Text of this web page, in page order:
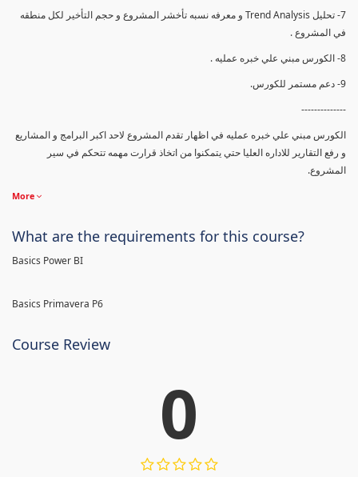
7- تحليل Trend Analysis و معرفه نسبه تأخشر المشروع و حجم التأخير لكل منطقه
في المشروع .
8- الكورس مبني علي خبره عمليه .
9- دعم مستمر للكورس.
--------------
الكورس مبني علي خبره عمليه في اظهار تقدم المشروع لاحد اكبر البرامج و المشاريع
و رفع التقارير للاداره العليا حتي يتمكنوا من اتخاذ قرارت مهمه تتحكم في سير
المشروع.
More
What are the requirements for this course?
Basics Power BI
Basics Primavera P6
Course Review
0